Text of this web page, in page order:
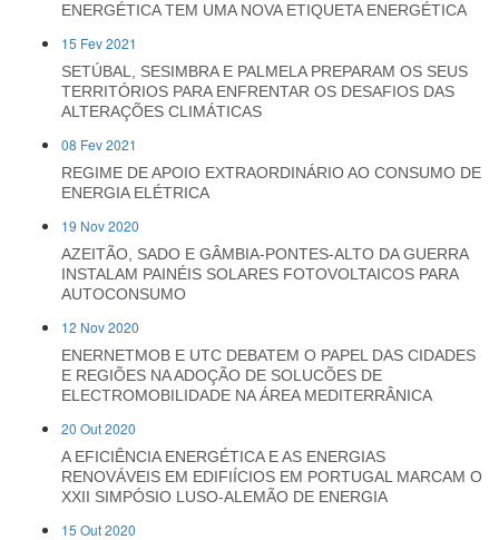
ENERGÉTICA TEM UMA NOVA ETIQUETA ENERGÉTICA
15 Fev 2021
SETÚBAL, SESIMBRA E PALMELA PREPARAM OS SEUS
TERRITÓRIOS PARA ENFRENTAR OS DESAFIOS DAS
ALTERAÇÕES CLIMÁTICAS
08 Fev 2021
REGIME DE APOIO EXTRAORDINÁRIO AO CONSUMO DE
ENERGIA ELÉTRICA
19 Nov 2020
AZEITÃO, SADO E GÂMBIA-PONTES-ALTO DA GUERRA
INSTALAM PAINÉIS SOLARES FOTOVOLTAICOS PARA
AUTOCONSUMO
12 Nov 2020
ENERNETMOB E UTC DEBATEM O PAPEL DAS CIDADES
E REGIÕES NA ADOÇÃO DE SOLUCÕES DE
ELECTROMOBILIDADE NA ÁREA MEDITERRÂNICA
20 Out 2020
A EFICIÊNCIA ENERGÉTICA E AS ENERGIAS
RENOVÁVEIS EM EDIFIÍCIOS EM PORTUGAL MARCAM O
XXII SIMPÓSIO LUSO-ALEMÃO DE ENERGIA
15 Out 2020